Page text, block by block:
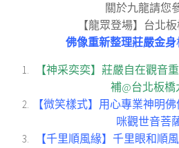
關於九龍請您
【龍眾登場】台北
佛像重新整理莊嚴金身
【神采奕奕】莊嚴自在觀音
補@台北板
【微笑樣式】用心專業神明
咪觀世音菩
【千里順風緣】千里眼和順